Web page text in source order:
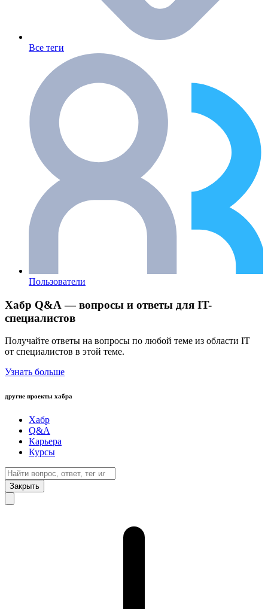
Все теги
Пользователи
Хабр Q&A — вопросы и ответы для IT-
специалистов
Получайте ответы на вопросы по любой теме из области IT
от специалистов в этой теме.
Узнать больше
другие проекты хабра
Хабр
Q&A
Карьера
Курсы
Закрыть